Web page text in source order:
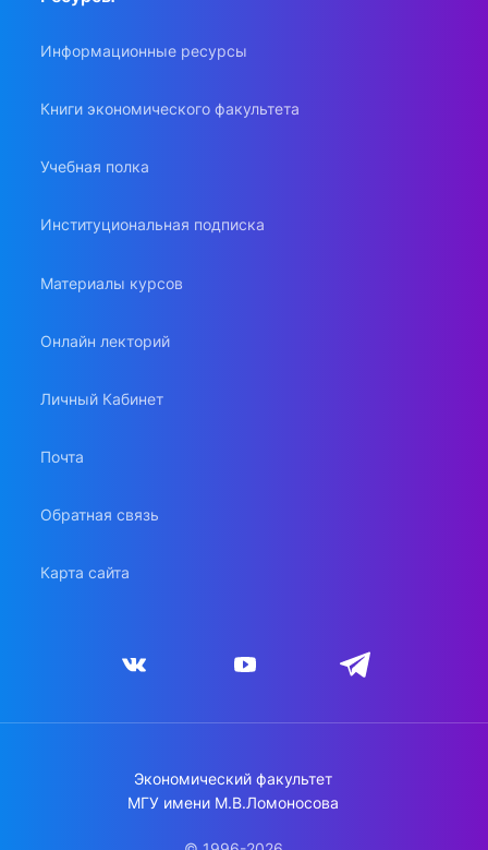
Информационные ресурсы
Книги экономического факультета
Учебная полка
Институциональная подписка
Материалы курсов
Онлайн лекторий
Личный Кабинет
Почта
Обратная связь
Карта сайта
Экономический факультет
МГУ имени М.В.Ломоносова